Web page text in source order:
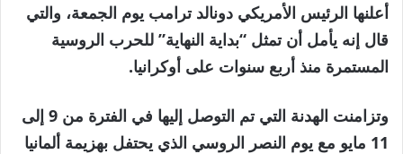
أعلنها الرئيس الأمريكي دونالد ترامب يوم الجمعة، والتي
قال إنه يأمل أن تمثل “بداية النهاية” للحرب الروسية
المستمرة منذ أربع سنوات على أوكرانيا.
وتزامنت الهدنة التي تم التوصل إليها في الفترة من 9 إلى
11 مايو مع يوم النصر الروسي الذي يحتفل بهزيمة ألمانيا